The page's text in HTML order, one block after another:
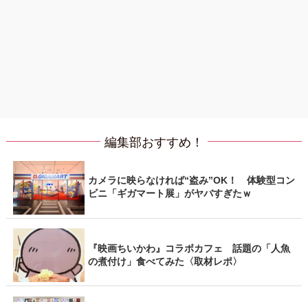
編集部おすすめ！
カメラに映らなければ“盗み”OK！ 体験型コン
ビニ「ギガマート展」がヤバすぎたｗ
『映画ちいかわ』コラボカフェ 話題の「人魚
の煮付け」食べてみた〈取材レポ〉